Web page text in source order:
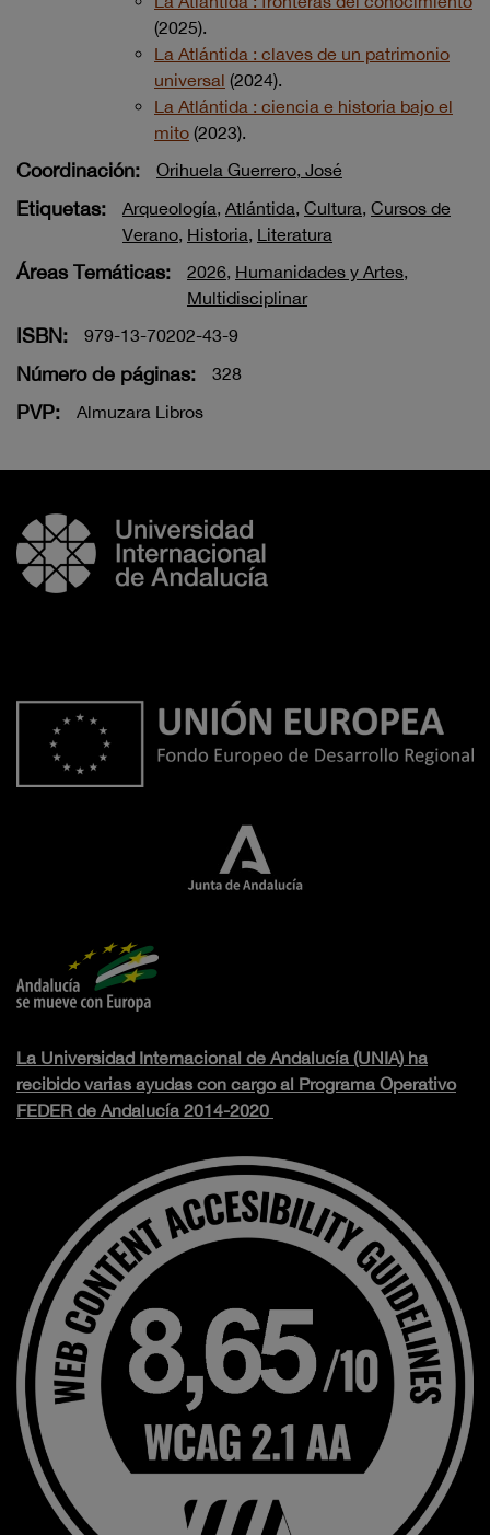
(2025).
La Atlántida : claves de un patrimonio
universal (2024).
La Atlántida : ciencia e historia bajo el
mito (2023).
Coordinación: Orihuela Guerrero, José
Etiquetas: Arqueología, Atlántida, Cultura, Cursos de
Verano, Historia, Literatura
Áreas Temáticas: 2026, Humanidades y Artes,
Multidisciplinar
ISBN: 979-13-70202-43-9
Número de páginas: 328
PVP: Almuzara Libros
La Universidad Internacional de Andalucía (UNIA) ha
recibido varias ayudas con cargo al Programa Operativo
FEDER de Andalucía 2014-2020